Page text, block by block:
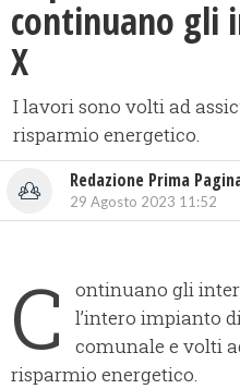
continuano gli
X
I lavori sono volti ad
risparmio energetico.
Redazione Prima
29 Agosto 2023 11:52
C
ontinuano gli
l’intero impianto
comunale e volti
risparmio energetico.